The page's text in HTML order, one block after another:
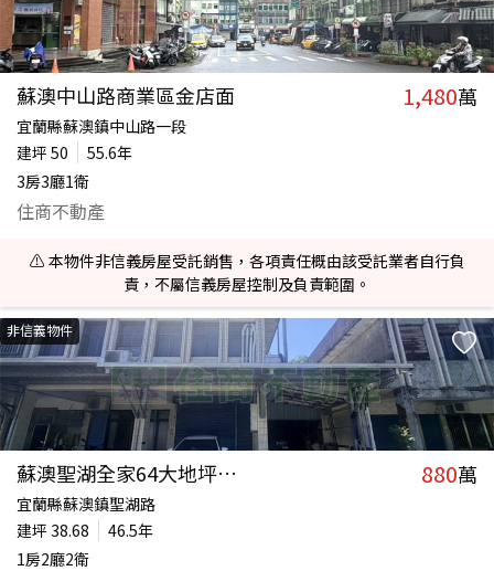
蘇澳中山路商業區金店面 1,480萬
宜蘭縣蘇澳鎮中山路一段
建坪 50
55.6年
3房3廳1衛
住商不動產
⚠️ 本物件非信義房屋受託銷售，各項責任概由該受託業者自行負
責，不屬信義房屋控制及負責範圍。
非信義物件
蘇澳聖湖全家64大地坪店住 880萬
宜蘭縣蘇澳鎮聖湖路
建坪 38.68
46.5年
1房2廳2衛